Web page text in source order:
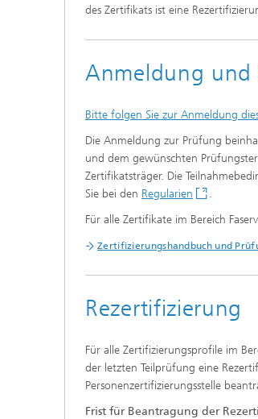
des Zertifikats ist eine
Anmeldung und
Bitte folgen Sie zur Anmeldung
Die Anmeldung zur Prüfung
und dem gewünschten
Zertifikatsträger. Die
Sie bei den Regularien
.
Für alle Zertifikate im Bereich
Zertifizierungshandbuch und
Rezertifizierung
Für alle Zertifizierungsprofile im
der letzten Teilprüfung eine
Personenzertifizierungsstelle
Frist für Beantragung der